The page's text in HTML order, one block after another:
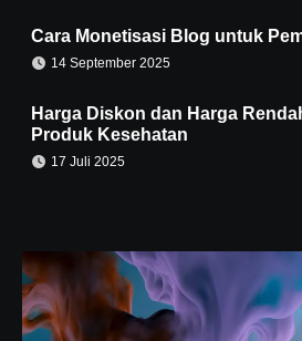
Cara Monetisasi Blog untuk
14 September 2025
Harga Diskon dan Harga
Produk Kesehatan
17 Juli 2025